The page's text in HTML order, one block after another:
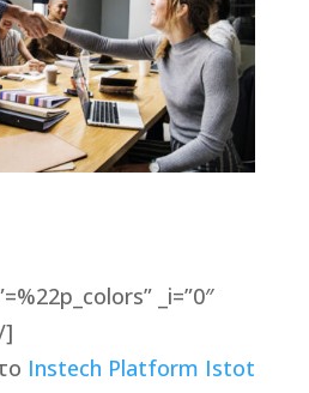
_i=”0″
]
Instech Platform Istot